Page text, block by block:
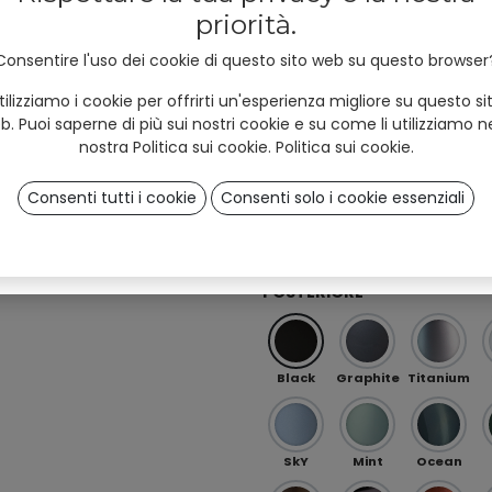
POSTERIORE
Black Graphite Titanium
SkY Mint Ocean
I am*
Professional
User
Sign up
priorità.
l'uso dei cookie di questo sito web su questo
i cookie per offrirti un'esperienza migliore su questo
Puoi saperne di più sui nostri cookie e su come li utilizziamo
nostra Politica sui cookie. Politica sui cookie.
Consenti tutti i cookie Consenti solo i cookie essenziali